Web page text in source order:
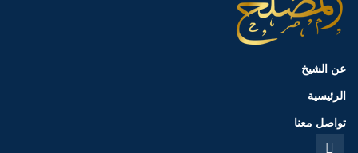
عن الشيخ
الرئيسية
تواصل معنا